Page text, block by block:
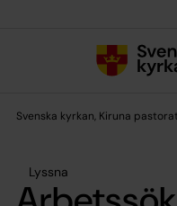
Svenska kyrkan, Kiruna pastorat
Lyssna